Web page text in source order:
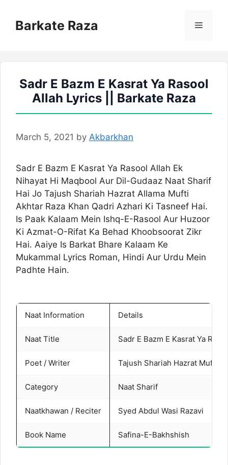
contentBarkate Raza Menu
Sadr E Bazm E Kasrat Ya Rasool
Allah Lyrics || Barkate Raza
March 5, 2021 by Akbarkhan
Sadr E Bazm E Kasrat Ya Rasool Allah Ek
Nihayat Hi Maqbool Aur Dil-Gudaaz Naat Sharif
Hai Jo Tajush Shariah Hazrat Allama Mufti
Akhtar Raza Khan Qadri Azhari Ki Tasneef Hai.
Is Paak Kalaam Mein Ishq-E-Rasool Aur Huzoor
Ki Azmat-O-Rifat Ka Behad Khoobsoorat Zikr
Hai. Aaiye Is Barkat Bhare Kalaam Ke
Mukammal Lyrics Roman, Hindi Aur Urdu Mein
Padhte Hain.
Naat Information Details
Naat Title Sadr E Bazm E Kasrat Ya
Poet / Writer Tajush Shariah Hazrat Mufti
Category Naat Sharif
Naatkhawan / Reciter Syed Abdul Wasi Razavi
Book Name Safina-E-Bakhshish